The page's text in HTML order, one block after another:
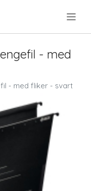
- med
- med fliker - svart